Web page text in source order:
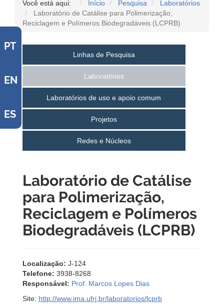
PT
EN
ES
Você está aqui: Início Pesquisa
Laboratórios
Laboratório de Catálise para Polimerização,
Reciclagem e Polímeros Biodegradáveis (LCPRB)
Linhas de Pesquisa
Laboratórios
Laboratórios de uso e apoio comum
Projetos
Redes e Núcleos
Laboratório de Catálise
para Polimerização,
Reciclagem e Polímeros
Biodegradáveis (LCPRB)
Localização: J-124
Telefone: 3938-8268
Responsável: Prof. Marcos Lopes Dias
Site: http://www.ima.ufrj.br/laboratorios/lcprb